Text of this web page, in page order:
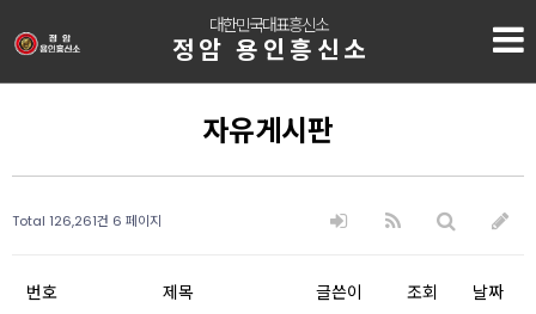
대한민국대표흥신소
정암 용인흥신소
자유게시판
Total 126,261건 6 페이지
번호 제목 글쓴이 조회 날짜